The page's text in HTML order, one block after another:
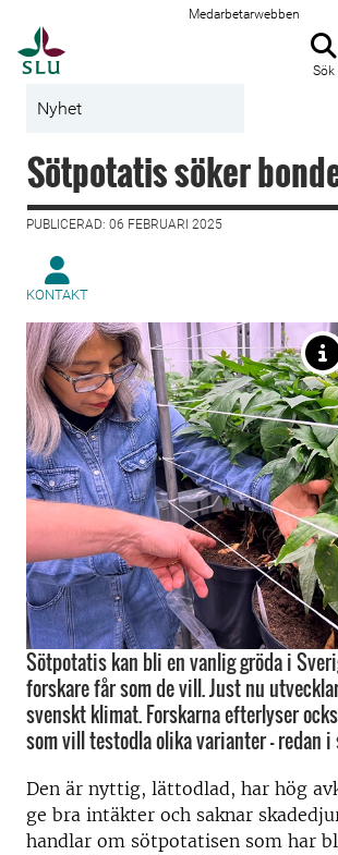
Medarbetarwebben
Sök
Nyhet
Sötpotatis söker
PUBLICERAD: 06 FEBRUARI 2025
KONTAKT
Sötpotatis kan bli en vanlig gröda i
forskare får som de vill. Just nu
svenskt klimat. Forskarna efterlyser
som vill testodla olika varianter – redan i
Den är nyttig, lättodlad, har hög
ge bra intäkter och saknar
handlar om sötpotatisen som har